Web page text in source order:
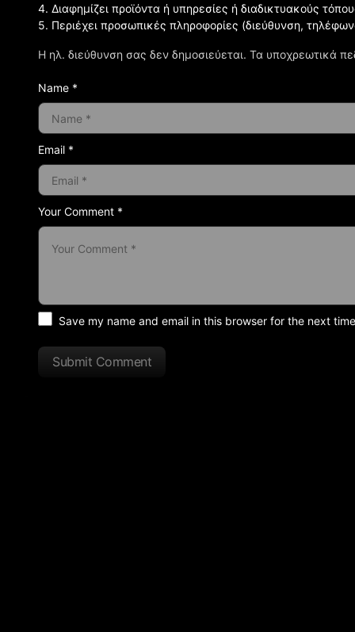
Η ηλ. διεύθυνση σας δεν δημοσιεύεται. Τα υποχρεωτικά
Your Comment *
4. Διαφημίζει προϊόντα ή υπηρεσίες ή διαδικτυακούς
5. Περιέχει προσωπικές πληροφορίες (διεύθυνση,
Name *
Email *
Save my name and email in this browser for the next
Submit Comment